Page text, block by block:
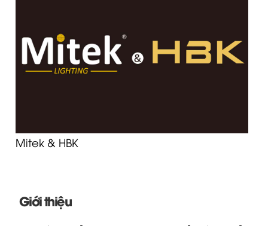
Mitek & HBK
Giới thiệu